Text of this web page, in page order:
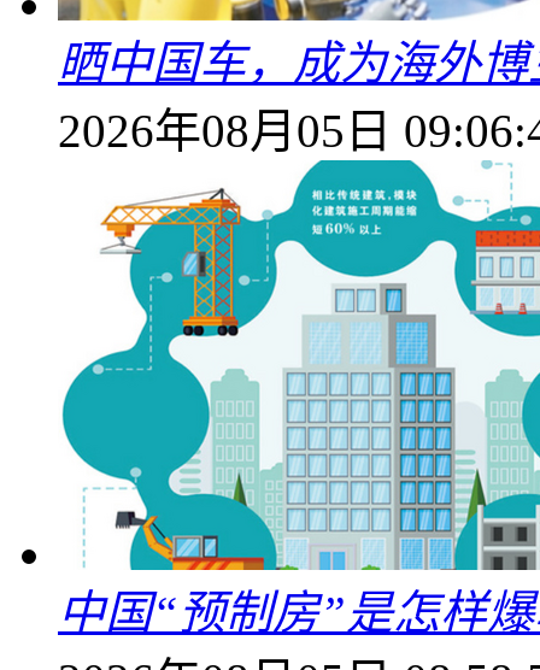
晒中国车，成为海外
2026年08月05日
中国“预制房”是怎样